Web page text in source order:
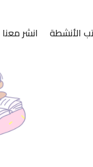
الأنشطة انشر معنا